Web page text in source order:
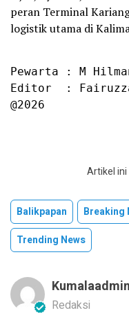
peran Terminal
logistik utama di
Pewarta : M
Editor  :
@2026
Artikel ini
Balikpapan Breaking
Trending News
Kumalaadmin
Redaksi